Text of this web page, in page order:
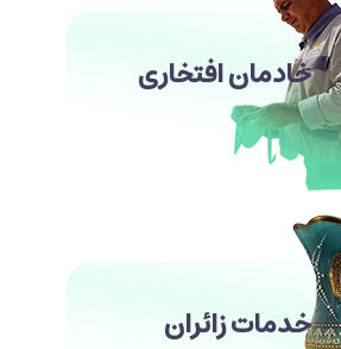
خادمان افتخاری
خدمات زائران